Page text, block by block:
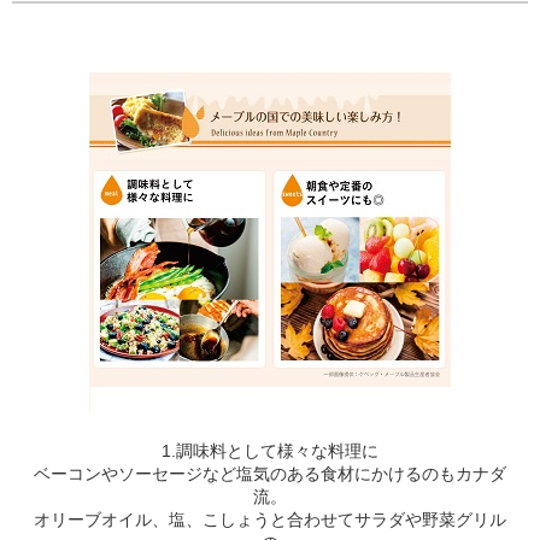
1.調味料として様々な料理に
ベーコンやソーセージなど塩気のある食材にかけるのもカナダ
流。
オリーブオイル、塩、こしょうと合わせてサラダや野菜グリル